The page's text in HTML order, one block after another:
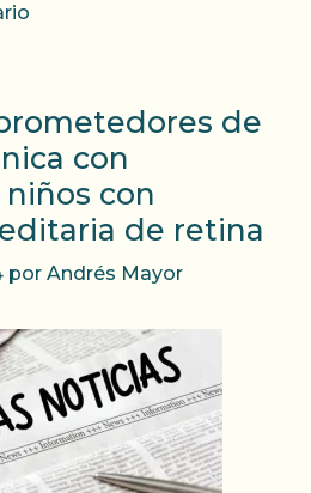
de
con
con
de retina
por Andrés Mayor